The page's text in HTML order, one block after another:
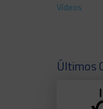
Vídeos
Últimos